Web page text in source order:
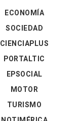
ECONOMÍA
SOCIEDAD
CIENCIAPLUS
PORTALTIC
EPSOCIAL
MOTOR
TURISMO